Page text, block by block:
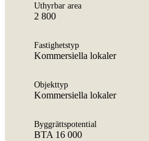
Uthyrbar area
2 800
Fastighetstyp
Kommersiella lokaler
Objekttyp
Kommersiella lokaler
Byggrättspotential
BTA 16 000